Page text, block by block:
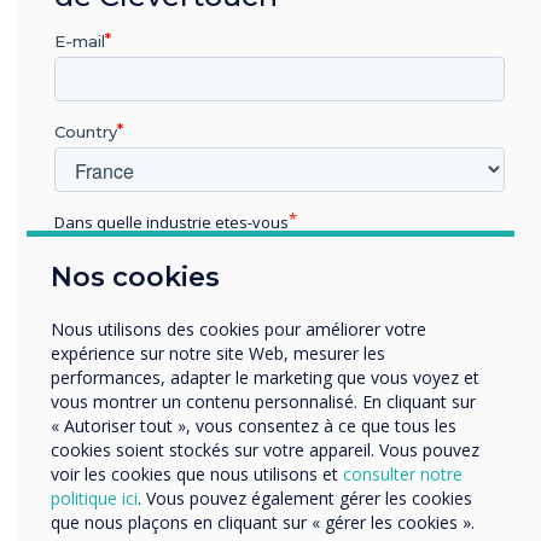
niveau véritablement collaboratif : les
participants peuvent participer, sans avoir à
demander l'autorisation de contrôler l'écran, et
faire partie de la conversation en direct. De
plus, quatre écrans peuvent être visualisés
simultanément et la réunion peut être renvoyée
ultérieurement dans le cloud, ou les notes de
réunion peuvent être enregistrées au format
PDF.
En plus de l'encrage multivoie, l'attente pour
toutes les plates-formes UC modernes est la
notion de collaboration en temps réel avec
l'inclusion de la messagerie instantanée, de la
vidéo, de la voix et du partage de bureau. La
série Clevertouch Pro permet tout cela et plus
encore - sans avoir besoin de s'éloigner de votre
Nos cookies
Nous utilisons des cookies pour améliorer votre
expérience sur notre site Web, mesurer les
performances, adapter le marketing que vous voyez et
vous montrer un contenu personnalisé. En cliquant sur
« Autoriser tout », vous consentez à ce que tous les
cookies soient stockés sur votre appareil. Vous pouvez
voir les cookies que nous utilisons et consulter notre
politique ici. Vous pouvez également gérer les cookies
que nous plaçons en cliquant sur « gérer les cookies ».
E-mail
Country
Dans quelle industrie etes-vous
Enterprise
Organisation Name
Nous aimerions vous contacter au sujet de nos produits
et services par e-mail, téléphone ou courrier.
J'accepte de recevoir des communications de
Clevertouch.